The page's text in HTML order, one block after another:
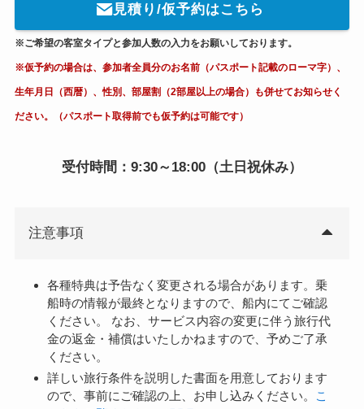
見積り/仮予約はこちら
※ご希望の客室タイプと参加人数の入力をお願いしております。
※仮予約の場合は、参加者全員分のお名前（パスポート記載のローマ字）、
生年月日（西暦）、性別、部屋割（2部屋以上の場合）も併せてお知らせく
ださい。（パスポート取得前でも仮予約は可能です）
受付時間：9:30～18:00（土日祝休み）
注意事項
各種特典は予告なく変更される場合があります。乗
船時の情報が最終となりますので、船内にてご確認
ください。 なお、サービス内容の変更に伴う旅行代
金の返金・補償はいたしかねますので、予めご了承
ください。
詳しい旅行条件を説明した書面を用意しております
ので、事前にご確認の上、お申し込みください。
こ